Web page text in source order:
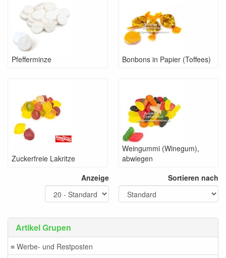
Artikel Grupen
≡ Werbe- und Restposten
Pfefferminze Bonbons in Papier (Toffees)
Zuckerfreie Lakritze
Weingummi (Winegum),
abwiegen
Anzeige
Sortieren nach